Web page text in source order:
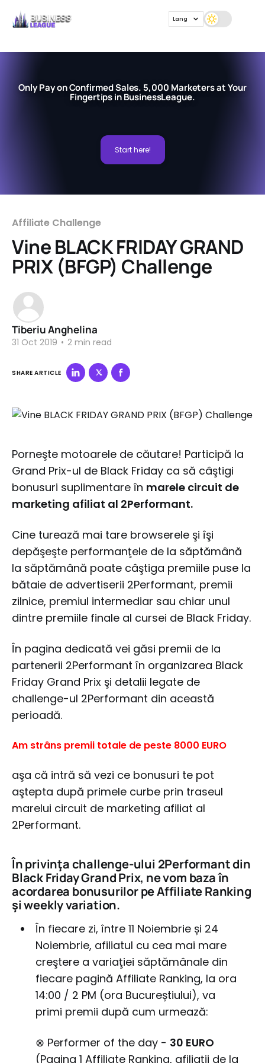
Lang
Only Pay on Confirmed Sales. 5,000 Marketers at Your
Fingertips in BusinessLeague.
Start here!
Affiliate Challenge
Vine BLACK FRIDAY GRAND
PRIX (BFGP) Challenge
Tiberiu Anghelina
31 Oct 2019 • 2 min read
SHARE ARTICLE
Porneşte motoarele de căutare! Participă la
Grand Prix-ul de Black Friday ca să câştigi
bonusuri suplimentare în marele circuit de
marketing afiliat al 2Performant.
Cine turează mai tare browserele şi îşi
depăşeşte performanţele de la săptămână
la săptămână poate câştiga premiile puse la
bătaie de advertiserii 2Performant, premii
zilnice, premiul intermediar sau chiar unul
dintre premiile finale al cursei de Black Friday.
În pagina dedicată vei găsi premii de la
partenerii 2Performant în organizarea Black
Friday Grand Prix şi detalii legate de
challenge-ul 2Performant din această
perioadă.
Am strâns premii totale de peste 8000 EURO
aşa că intră să vezi ce bonusuri te pot
aştepta după primele curbe prin traseul
marelui circuit de marketing afiliat al
2Performant.
În privinţa challenge-ului 2Performant din
Black Friday Grand Prix, ne vom baza în
acordarea bonusurilor pe Affiliate Ranking
şi weekly variation.
În fiecare zi, între 11 Noiembrie și 24
Noiembrie, afiliatul cu cea mai mare
creştere a variaţiei săptămânale din
fiecare pagină Affiliate Ranking, la ora
14:00 / 2 PM (ora Bucureștiului), va
primi premii după cum urmează:
⊗ Performer of the day - 30 EURO
(Pagina 1 Affiliate Ranking, afiliații de la